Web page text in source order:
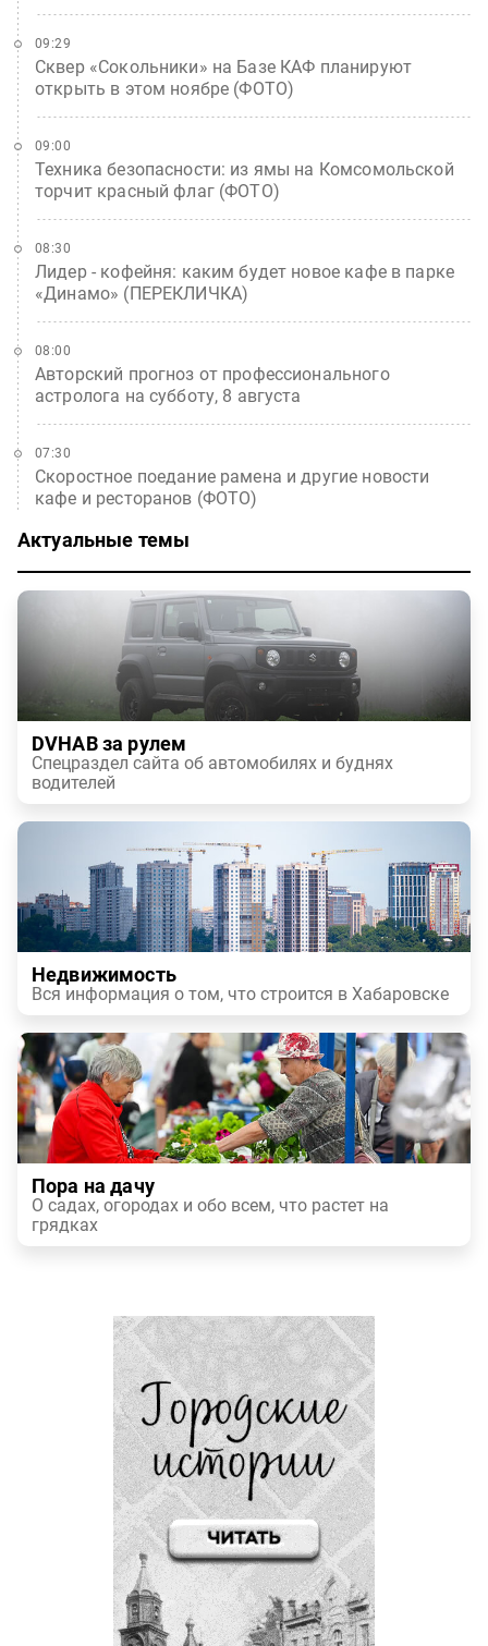
Сквер «Сокольники» на Базе КАФ планируют
открыть в этом ноябре (ФОТО)
09:29
Техника безопасности: из ямы на Комсомольской
торчит красный флаг (ФОТО)
09:00
Лидер - кофейня: каким будет новое кафе в парке
«Динамо» (ПЕРЕКЛИЧКА)
08:30
Авторский прогноз от профессионального
астролога на субботу, 8 августа
08:00
Скоростное поедание рамена и другие новости
кафе и ресторанов (ФОТО)
07:30
Актуальные темы
DVHAB за рулем
Спецраздел сайта об автомобилях и буднях
водителей
Недвижимость
Вся информация о том, что строится в Хабаровске
Пора на дачу
О садах, огородах и обо всем, что растет на
грядках